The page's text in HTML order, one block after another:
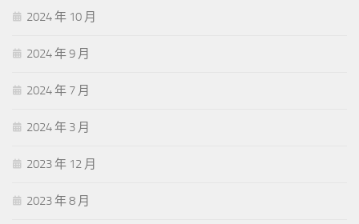
2024 年 10 月
2024 年 9 月
2024 年 7 月
2024 年 3 月
2023 年 12 月
2023 年 8 月